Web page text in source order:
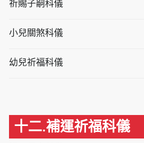
祈賜子嗣科儀
小兒關煞科儀
幼兒祈福科儀
十二.補運祈福科儀